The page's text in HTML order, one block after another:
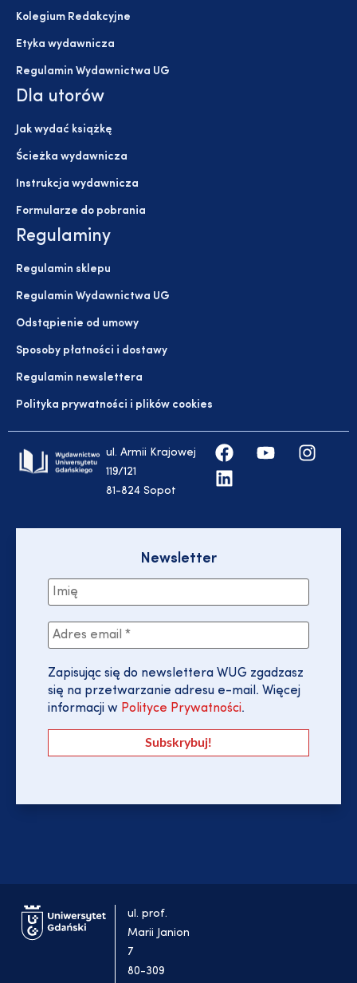
Kolegium Redakcyjne
Etyka wydawnicza
Regulamin Wydawnictwa UG
Dla utorów
Jak wydać książkę
Ścieżka wydawnicza
Instrukcja wydawnicza
Formularze do pobrania
Regulaminy
Regulamin sklepu
Regulamin Wydawnictwa UG
Odstąpienie od umowy
Sposoby płatności i dostawy
Regulamin newslettera
Polityka prywatności i plików cookies
ul. Armii Krajowej
119/121
81-824 Sopot
Newsletter
Zapisując się do newslettera WUG zgadzasz
się na przetwarzanie adresu e-mail. Więcej
informacji w Polityce Prywatności.
ul. prof.
Marii Janion
7
80-309